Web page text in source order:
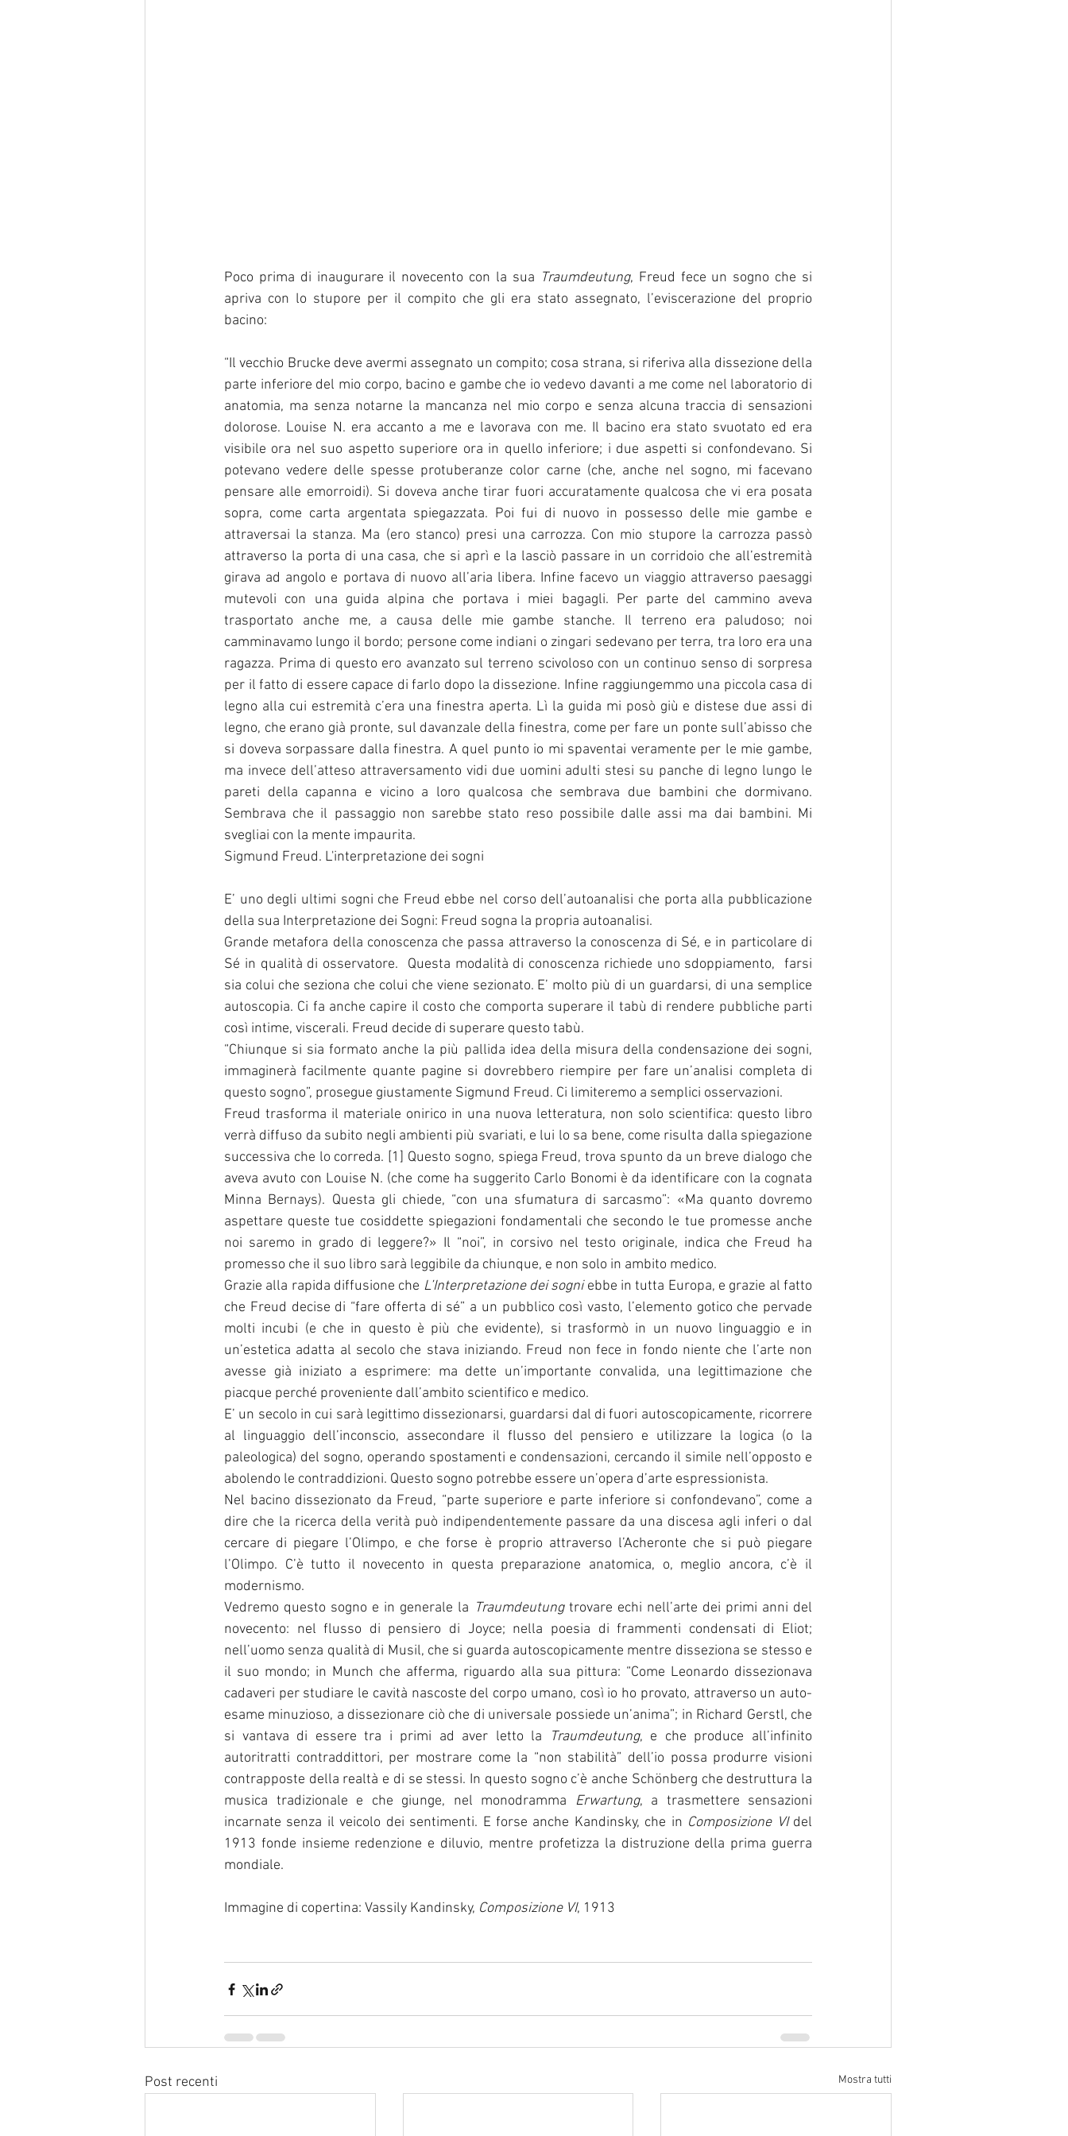
Poco prima di inaugurare il novecento con la sua Traumdeutung, Freud fece un sogno che si
apriva con lo stupore per il compito che gli era stato assegnato, l’eviscerazione del proprio
bacino:
“Il vecchio Brucke deve avermi assegnato un compito; cosa strana, si riferiva alla dissezione della
parte inferiore del mio corpo, bacino e gambe che io vedevo davanti a me come nel laboratorio di
anatomia, ma senza notarne la mancanza nel mio corpo e senza alcuna traccia di sensazioni
dolorose. Louise N. era accanto a me e lavorava con me. Il bacino era stato svuotato ed era
visibile ora nel suo aspetto superiore ora in quello inferiore; i due aspetti si confondevano. Si
potevano vedere delle spesse protuberanze color carne (che, anche nel sogno, mi facevano
pensare alle emorroidi). Si doveva anche tirar fuori accuratamente qualcosa che vi era posata
sopra, come carta argentata spiegazzata. Poi fui di nuovo in possesso delle mie gambe e
attraversai la stanza. Ma (ero stanco) presi una carrozza. Con mio stupore la carrozza passò
attraverso la porta di una casa, che si aprì e la lasciò passare in un corridoio che all’estremità
girava ad angolo e portava di nuovo all’aria libera. Infine facevo un viaggio attraverso paesaggi
mutevoli con una guida alpina che portava i miei bagagli. Per parte del cammino aveva
trasportato anche me, a causa delle mie gambe stanche. Il terreno era paludoso; noi
camminavamo lungo il bordo; persone come indiani o zingari sedevano per terra, tra loro era una
ragazza. Prima di questo ero avanzato sul terreno scivoloso con un continuo senso di sorpresa
per il fatto di essere capace di farlo dopo la dissezione. Infine raggiungemmo una piccola casa di
legno alla cui estremità c’era una finestra aperta. Lì la guida mi posò giù e distese due assi di
legno, che erano già pronte, sul davanzale della finestra, come per fare un ponte sull’abisso che
si doveva sorpassare dalla finestra. A quel punto io mi spaventai veramente per le mie gambe,
ma invece dell’atteso attraversamento vidi due uomini adulti stesi su panche di legno lungo le
pareti della capanna e vicino a loro qualcosa che sembrava due bambini che dormivano.
Sembrava che il passaggio non sarebbe stato reso possibile dalle assi ma dai bambini. Mi
svegliai con la mente impaurita.
Sigmund Freud. L'interpretazione dei sogni
E’ uno degli ultimi sogni che Freud ebbe nel corso dell’autoanalisi che porta alla pubblicazione
della sua Interpretazione dei Sogni: Freud sogna la propria autoanalisi.
Grande metafora della conoscenza che passa attraverso la conoscenza di Sé, e in particolare di
Sé in qualità di osservatore.  Questa modalità di conoscenza richiede uno sdoppiamento,  farsi
sia colui che seziona che colui che viene sezionato. E’ molto più di un guardarsi, di una semplice
autoscopia. Ci fa anche capire il costo che comporta superare il tabù di rendere pubbliche parti
così intime, viscerali. Freud decide di superare questo tabù.
“Chiunque si sia formato anche la più pallida idea della misura della condensazione dei sogni,
immaginerà facilmente quante pagine si dovrebbero riempire per fare un’analisi completa di
questo sogno”, prosegue giustamente Sigmund Freud. Ci limiteremo a semplici osservazioni.
Freud trasforma il materiale onirico in una nuova letteratura, non solo scientifica: questo libro
verrà diffuso da subito negli ambienti più svariati, e lui lo sa bene, come risulta dalla spiegazione
successiva che lo correda. [1] Questo sogno, spiega Freud, trova spunto da un breve dialogo che
aveva avuto con Louise N. (che come ha suggerito Carlo Bonomi è da identificare con la cognata
Minna Bernays). Questa gli chiede, “con una sfumatura di sarcasmo”: «Ma quanto dovremo
aspettare queste tue cosiddette spiegazioni fondamentali che secondo le tue promesse anche
noi saremo in grado di leggere?» Il “noi”, in corsivo nel testo originale, indica che Freud ha
promesso che il suo libro sarà leggibile da chiunque, e non solo in ambito medico.
Grazie alla rapida diffusione che L’Interpretazione dei sogni ebbe in tutta Europa, e grazie al fatto
che Freud decise di “fare offerta di sé” a un pubblico così vasto, l’elemento gotico che pervade
molti incubi (e che in questo è più che evidente), si trasformò in un nuovo linguaggio e in
un’estetica adatta al secolo che stava iniziando. Freud non fece in fondo niente che l’arte non
avesse già iniziato a esprimere: ma dette un’importante convalida, una legittimazione che
piacque perché proveniente dall’ambito scientifico e medico.
E’ un secolo in cui sarà legittimo dissezionarsi, guardarsi dal di fuori autoscopicamente, ricorrere
al linguaggio dell’inconscio, assecondare il flusso del pensiero e utilizzare la logica (o la
paleologica) del sogno, operando spostamenti e condensazioni, cercando il simile nell’opposto e
abolendo le contraddizioni. Questo sogno potrebbe essere un’opera d’arte espressionista.
Nel bacino dissezionato da Freud, “parte superiore e parte inferiore si confondevano”, come a
dire che la ricerca della verità può indipendentemente passare da una discesa agli inferi o dal
cercare di piegare l’Olimpo, e che forse è proprio attraverso l’Acheronte che si può piegare
l’Olimpo. C’è tutto il novecento in questa preparazione anatomica, o, meglio ancora, c’è il
modernismo.
Vedremo questo sogno e in generale la Traumdeutung trovare echi nell’arte dei primi anni del
novecento: nel flusso di pensiero di Joyce; nella poesia di frammenti condensati di Eliot;
nell’uomo senza qualità di Musil, che si guarda autoscopicamente mentre disseziona se stesso e
il suo mondo; in Munch che afferma, riguardo alla sua pittura: “Come Leonardo dissezionava
cadaveri per studiare le cavità nascoste del corpo umano, così io ho provato, attraverso un auto-
esame minuzioso, a dissezionare ciò che di universale possiede un’anima”; in Richard Gerstl, che
si vantava di essere tra i primi ad aver letto la
Traumdeutung, e che produce all’infinito
autoritratti contraddittori, per mostrare come la “non stabilità” dell’io possa produrre visioni
contrapposte della realtà e di se stessi. In questo sogno c’è anche Schönberg che destruttura la
musica tradizionale e che giunge, nel monodramma Erwartung, a trasmettere sensazioni
incarnate senza il veicolo dei sentimenti. E forse anche Kandinsky, che in Composizione VI del
1913 fonde insieme redenzione e diluvio, mentre profetizza la distruzione della prima guerra
mondiale.
Immagine di copertina: Vassily Kandinsky, Composizione VI, 1913
Post recenti Mostra tutti